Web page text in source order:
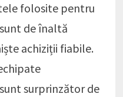
folosite pentru
de înaltă
achiziții fiabile.
surprinzător de